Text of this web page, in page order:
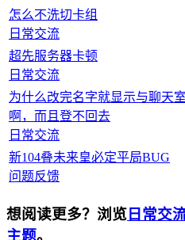
怎么不洗切卡组
日常交流
超先服务器卡顿
日常交流
为什么改完名字就显示与聊天
啊，而且登不回去
日常交流
新104叠未来皇必定平局BUG
问题反馈
想阅读更多？浏览 日常交
主题。